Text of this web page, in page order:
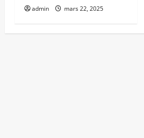
admin mars 22, 2025